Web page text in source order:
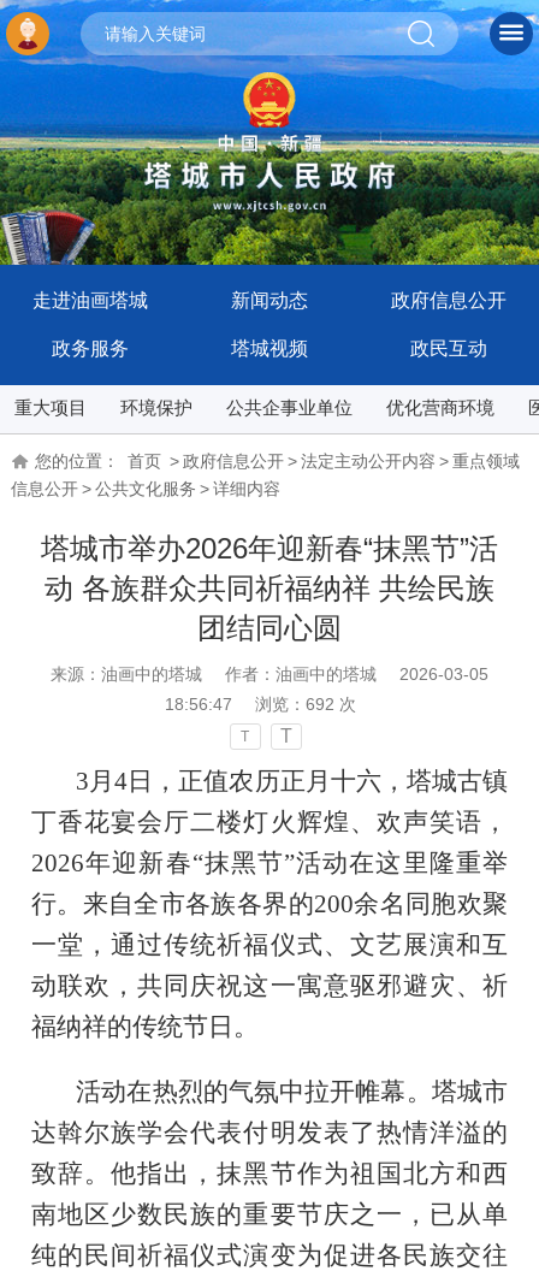
走进油画塔城 新闻动态 政府信息公开
政务服务 塔城视频 政民互动
重大项目 环境保护 公共企事业单位 优化营商环境
您的位置： 首页 >政府信息公开>法定主动公开内容 >重点领域
信息公开>公共文化服务 >详细内容
塔城市举办2026年迎新春“抹黑节”活
动 各族群众共同祈福纳祥 共绘民族
团结同心圆
来源：油画中的塔城 作者：油画中的塔城
2026-03-05
18:56:47
浏览： 692 次
T T
3月4日，正值农历正月十六，塔城古镇
丁香花宴会厅二楼灯火辉煌、欢声笑语，
2026年迎新春“抹黑节”活动在这里隆重举
行。来自全市各族各界的200余名同胞欢聚
一堂，通过传统祈福仪式、文艺展演和互
动联欢，共同庆祝这一寓意驱邪避灾、祈
福纳祥的传统节日。
活动在热烈的气氛中拉开帷幕。塔城市
达斡尔族学会代表付明发表了热情洋溢的
致辞。他指出，抹黑节作为祖国北方和西
南地区少数民族的重要节庆之一，已从单
纯的民间祈福仪式演变为促进各民族交往